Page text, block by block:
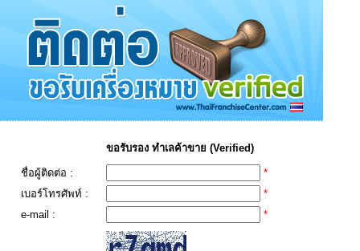
ขอรับรอง ทำเลค้าขาย (Verified)
ชื่อผู้ติดต่อ :
*
เบอร์โทรศัพท์ :
*
e-mail :
*